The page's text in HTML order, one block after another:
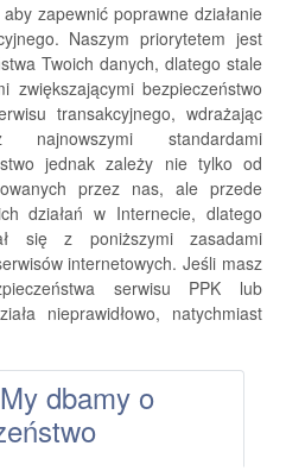
zapewnić poprawne działanie
Naszym priorytetem jest
Twoich danych, dlatego stale
zwiększającymi bezpieczeństwo
transakcyjnego, wdrażając
standardami
jednak zależy nie tylko od
przez nas, ale przede
działań w Internecie, dlatego
się z poniższymi zasadami
internetowych. Jeśli masz
serwisu PPK lub
nieprawidłowo, natychmiast
dbamy o